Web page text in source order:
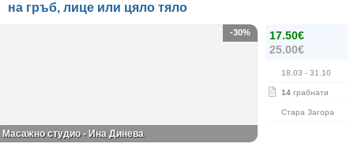
на гръб, лице или цяло тяло
17.50€
25.00€
18.03 - 31.10
14 грабнати
Стара Загора
-30%
Масажно студио - Ина Динева